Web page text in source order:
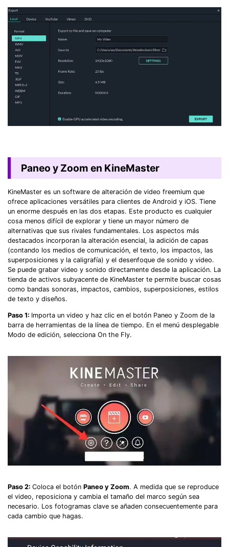
Paneo y Zoom en KineMaster
KineMaster es un software de alteración de video freemium que
ofrece aplicaciones versátiles para clientes de Android y iOS. Tiene
un enorme después en las dos etapas. Este producto es cualquier
cosa menos difícil de explorar y tiene un mayor número de
alternativas que sus rivales fundamentales. Los aspectos más
destacados incorporan la alteración esencial, la adición de capas
(contando los medios de comunicación, el texto, los impactos, las
superposiciones y la caligrafía) y el desenfoque de sonido y video.
Se puede grabar video y sonido directamente desde la aplicación. La
tienda de activos subyacente de KineMaster te permite buscar cosas
como bandas sonoras, impactos, cambios, superposiciones, estilos
de texto y diseños.
Paso 1: Importa un video y haz clic en el botón Paneo y Zoom de la
barra de herramientas de la línea de tiempo. En el menú desplegable
Modo de edición, selecciona On the Fly.
Paso 2: Coloca el botón Paneo y Zoom. A medida que se reproduce
el video, reposiciona y cambia el tamaño del marco según sea
necesario. Los fotogramas clave se añaden consecuentemente para
cada cambio que hagas.